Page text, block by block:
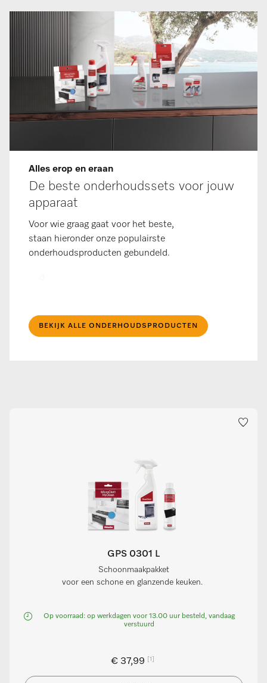
Alles erop en eraan
De beste onderhoudssets voor jouw
apparaat
Voor wie graag gaat voor het beste,
staan hieronder onze populairste
onderhoudsproducten gebundeld.
BEKIJK ALLE ONDERHOUDSPRODUCTEN
GPS 0301 L
Schoonmaakpakket
voor een schone en glanzende keuken.
Op voorraad: op werkdagen voor 13.00 uur besteld, vandaag
verstuurd
€ 37,99 [1]